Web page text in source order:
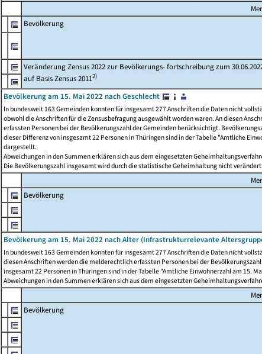
Bevölkerung
Veränderung Zensus 2022 zur Bevölkerungs- fortschreibung zum
auf Basis Zensus 20112)
Bevölkerung am 15. Mai 2022 nach Geschlecht
In bundesweit 163 Gemeinden konnten für insgesamt 277 Anschriften die Daten nicht
obwohl die Anschriften für die Zensusbefragung ausgewählt worden waren. An diesen
erfassten Personen bei der Bevölkerungszahl der Gemeinden berücksichtigt.
dieser Differenz von insgesamt 22 Personen in Thüringen sind in der Tabelle "Amtliche
dargestellt.
Abweichungen in den Summen erklären sich aus dem eingesetzten
Die Bevölkerungszahl insgesamt wird durch die statistische Geheimhaltung nicht verändert.
Bevölkerung
Bevölkerung am 15. Mai 2022 nach Alter (Infrastrukturrelevante
In bundesweit 163 Gemeinden konnten für insgesamt 277 Anschriften die Daten nicht
diesen Anschriften werden die melderechtlich erfassten Personen bei der
insgesamt 22 Personen in Thüringen sind in der Tabelle "Amtliche Einwohnerzahl am 15.
Abweichungen in den Summen erklären sich aus dem eingesetzten
Bevölkerung